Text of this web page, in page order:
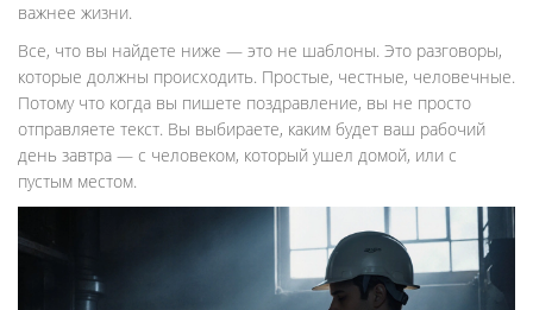
важнее жизни.
Все, что вы найдете ниже — это не шаблоны. Это разговоры,
которые должны происходить. Простые, честные, человечные.
Потому что когда вы пишете поздравление, вы не просто
отправляете текст. Вы выбираете, каким будет ваш рабочий
день завтра — с человеком, который ушел домой, или с
пустым местом.